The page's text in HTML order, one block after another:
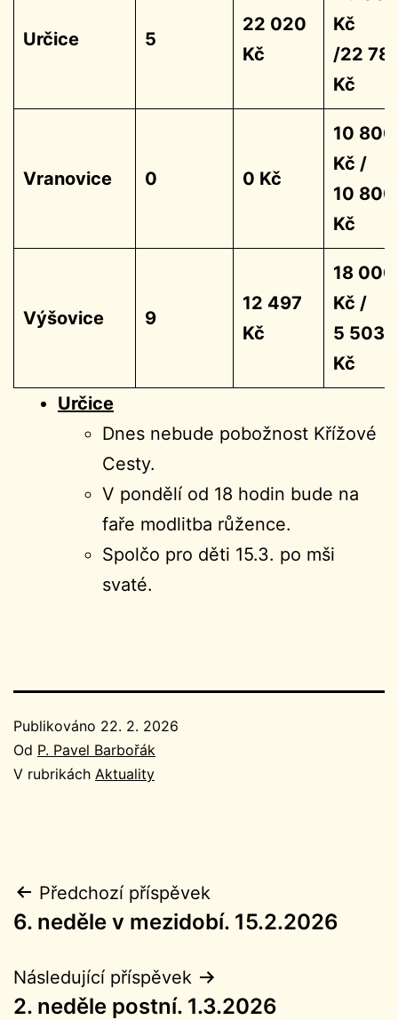
Určice 5
22 020
Kč
Kč
/22
Kč
Vranovice 0 0 Kč
10 800
Kč /
10 800
Kč
Výšovice 9
12 497
Kč
18 000
Kč /
5 503
Kč
Určice
Dnes nebude pobožnost Křížové
Cesty.
V pondělí od 18 hodin bude na
faře modlitba růžence.
Spolčo pro děti 15.3. po mši
svaté.
Publikováno 22. 2. 2026
Od P. Pavel Barbořák
V rubrikách Aktuality
Navigace
pro
příspěvek
Předchozí příspěvek
6. neděle v mezidobí. 15.2.2026
Následující příspěvek
2. neděle postní. 1.3.2026